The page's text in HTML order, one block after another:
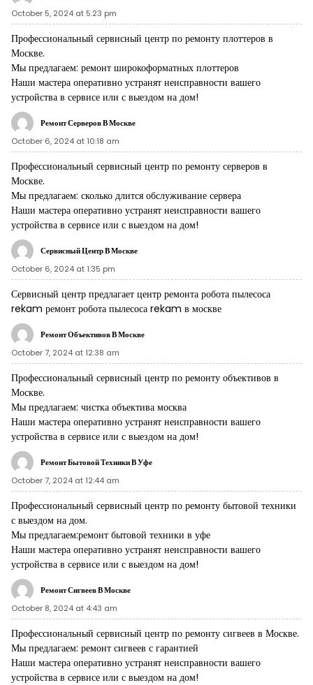
October 5, 2024 at 5:23 pm
Профессиональный сервисный центр по ремонту плоттеров в
Москве.
Мы предлагаем: ремонт широкоформатных плоттеров
Наши мастера оперативно устранят неисправности вашего
устройства в сервисе или с выездом на дом!
Ремонт Серверов В Москве
October 6, 2024 at 10:18 am
Профессиональный сервисный центр по ремонту серверов в
Москве.
Мы предлагаем: сколько длится обслуживание сервера
Наши мастера оперативно устранят неисправности вашего
устройства в сервисе или с выездом на дом!
Сервисный Центр В Москве
October 6, 2024 at 1:35 pm
Сервисный центр предлагает центр ремонта робота пылесоса
rekam ремонт робота пылесоса rekam в москве
Ремонт Объективов В Москве
October 7, 2024 at 12:38 am
Профессиональный сервисный центр по ремонту объективов в
Москве.
Мы предлагаем: чистка объектива москва
Наши мастера оперативно устранят неисправности вашего
устройства в сервисе или с выездом на дом!
Ремонт Бытовой Техники В Уфе
October 7, 2024 at 12:44 am
Профессиональный сервисный центр по ремонту бытовой техники
с выездом на дом.
Мы предлагаем:ремонт бытовой техники в уфе
Наши мастера оперативно устранят неисправности вашего
устройства в сервисе или с выездом на дом!
Ремонт Сигвеев В Москве
October 8, 2024 at 4:43 am
Профессиональный сервисный центр по ремонту сигвеев в Москве.
Мы предлагаем: ремонт сигвеев с гарантией
Наши мастера оперативно устранят неисправности вашего
устройства в сервисе или с выездом на дом!